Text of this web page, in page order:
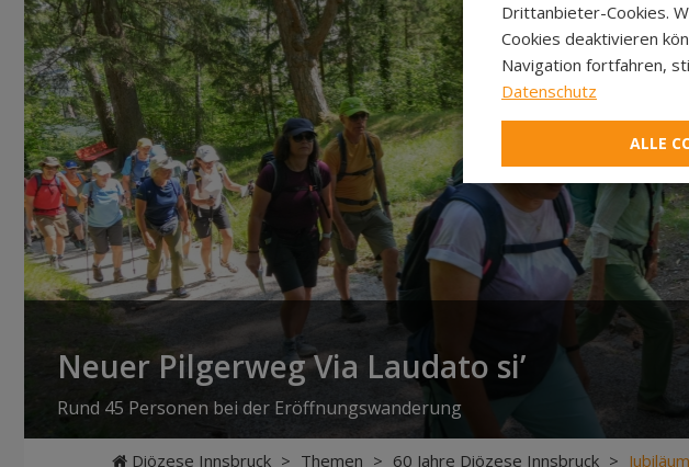
Neuer Pilgerweg Via Laudato si’
Rund 45 Personen bei der Eröffnungswanderung
Diözese Innsbruck > Themen > 60 Jahre Diözese Innsbruck >
Drittanbieter-Cookies.
Cookies deaktivieren
Navigation fortfahren,
Datenschutz
ALLE